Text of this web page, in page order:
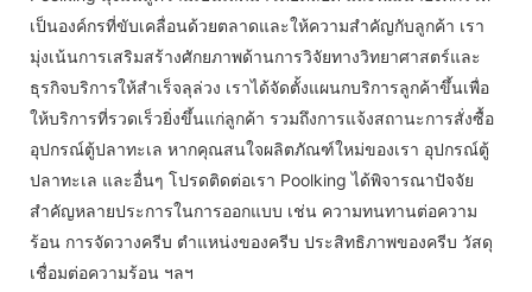
เป็นองค์กรที่ขับเคลื่อนด้วยตลาดและให้ความสำคัญกับลูกค้า เรา
มุ่งเน้นการเสริมสร้างศักยภาพด้านการวิจัยทางวิทยาศาสตร์และ
ธุรกิจบริการให้สำเร็จลุล่วง เราได้จัดตั้งแผนกบริการลูกค้าขึ้นเพื่อ
ให้บริการที่รวดเร็วยิ่งขึ้นแก่ลูกค้า รวมถึงการแจ้งสถานะการสั่งซื้อ
อุปกรณ์ตู้ปลาทะเล หากคุณสนใจผลิตภัณฑ์ใหม่ของเรา อุปกรณ์ตู้
ปลาทะเล และอื่นๆ โปรดติดต่อเรา Poolking ได้พิจารณาปัจจัย
สำคัญหลายประการในการออกแบบ เช่น ความทนทานต่อความ
ร้อน การจัดวางครีบ ตำแหน่งของครีบ ประสิทธิภาพของครีบ วัสดุ
เชื่อมต่อความร้อน ฯลฯ